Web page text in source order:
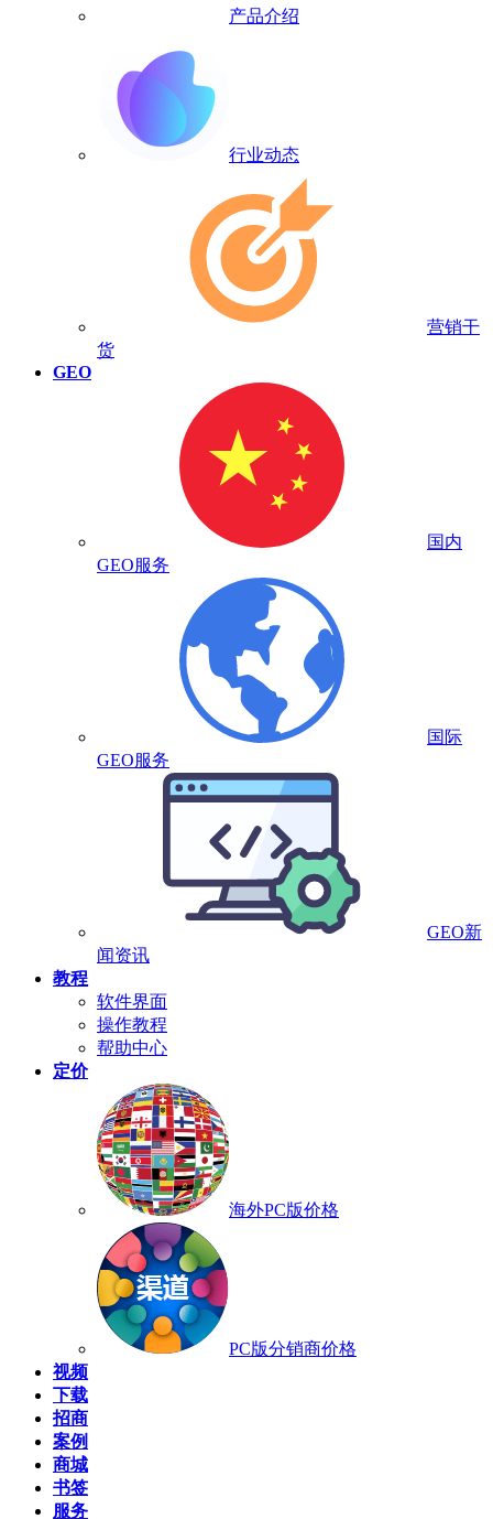
产品介绍
行业动态
营销干
货
GEO
国内
GEO服务
国际
GEO服务
GEO新
闻资讯
教程
软件界面
操作教程
帮助中心
定价
海外PC版价格
PC版分销商价格
视频
下载
招商
案例
商城
书签
服务